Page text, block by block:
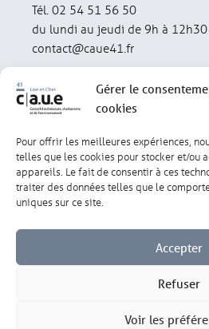
Gérer le
cookies
Pour offrir les meilleures expériences,
telles que les cookies pour stocker et/ou
appareils. Le fait de consentir à ces
traiter des données telles que le
uniques sur ce site.
Accepter
Refuser
Voir les
Tél. 02 54 51 56 50
du lundi au jeudi de 9h à 12h30
contact@caue41.fr
Mentions légales Politique de
Lexique Réalisation :